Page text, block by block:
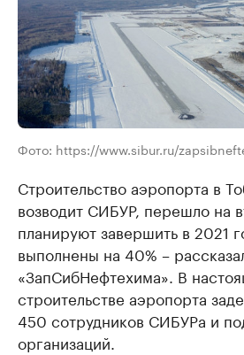
Фото: https://www.sibur.ru/
Строительство аэропорта в
возводит СИБУР, перешло на
планируют завершить в 2021
выполнены на 40% –
«ЗапСибНефтехима». В
строительстве аэропорта
450 сотрудников СИБУРа и
организаций.